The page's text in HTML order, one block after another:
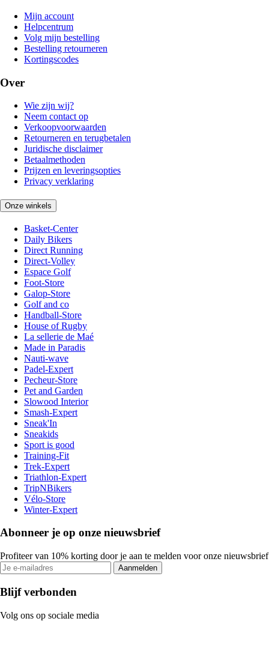
Mijn account
Helpcentrum
Volg mijn bestelling
Bestelling retourneren
Kortingscodes
Over
Wie zijn wij?
Neem contact op
Verkoopvoorwaarden
Retourneren en terugbetalen
Juridische disclaimer
Betaalmethoden
Prijzen en leveringsopties
Privacy verklaring
Onze winkels
Basket-Center
Daily Bikers
Direct Running
Direct-Volley
Espace Golf
Foot-Store
Galop-Store
Golf and co
Handball-Store
House of Rugby
La sellerie de Maé
Made in Paradis
Nauti-wave
Padel-Expert
Pecheur-Store
Pet and Garden
Slowood Interior
Smash-Expert
Sneak'In
Sneakids
Sport is good
Training-Fit
Trek-Expert
Triathlon-Expert
TripNBikers
Vélo-Store
Winter-Expert
Abonneer je op onze nieuwsbrief
Profiteer van 10% korting door je aan te melden voor onze nieuwsbrief
Aanmelden
Blijf verbonden
Volg ons op sociale media